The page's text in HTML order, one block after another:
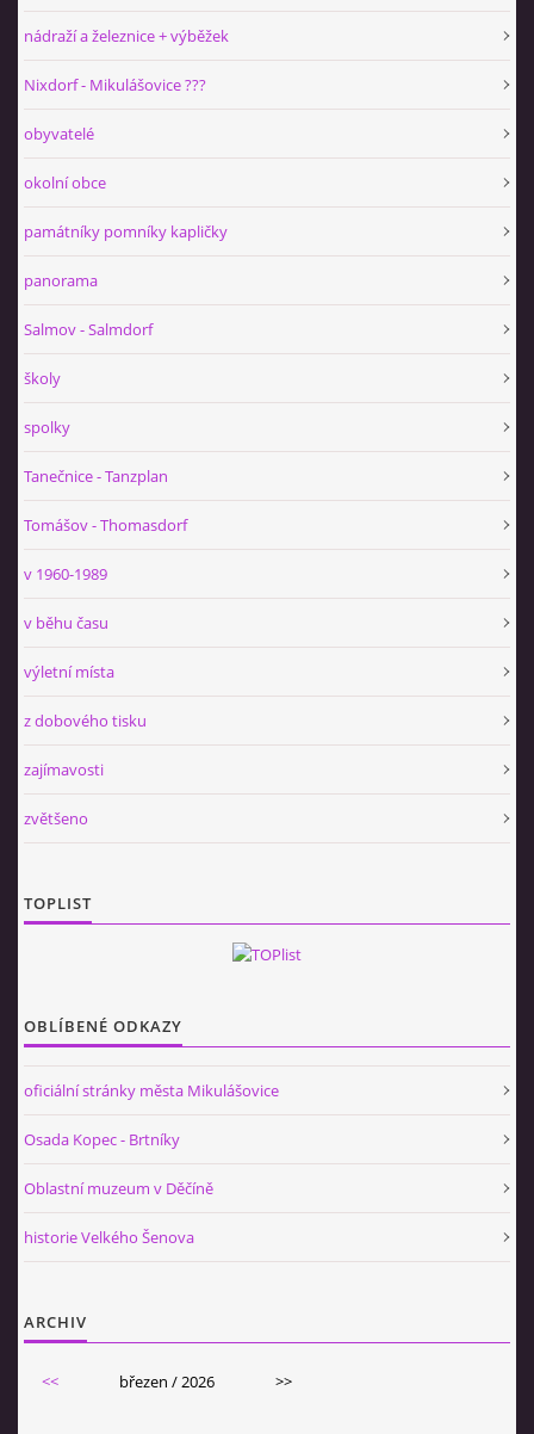
nádraží a železnice + výběžek
Nixdorf - Mikulášovice ???
obyvatelé
okolní obce
památníky pomníky kapličky
panorama
Salmov - Salmdorf
školy
spolky
Tanečnice - Tanzplan
Tomášov - Thomasdorf
v 1960-1989
v běhu času
výletní místa
z dobového tisku
zajímavosti
zvětšeno
TOPLIST
OBLÍBENÉ ODKAZY
oficiální stránky města Mikulášovice
Osada Kopec - Brtníky
Oblastní muzeum v Děčíně
historie Velkého Šenova
ARCHIV
<< březen / 2026 >>